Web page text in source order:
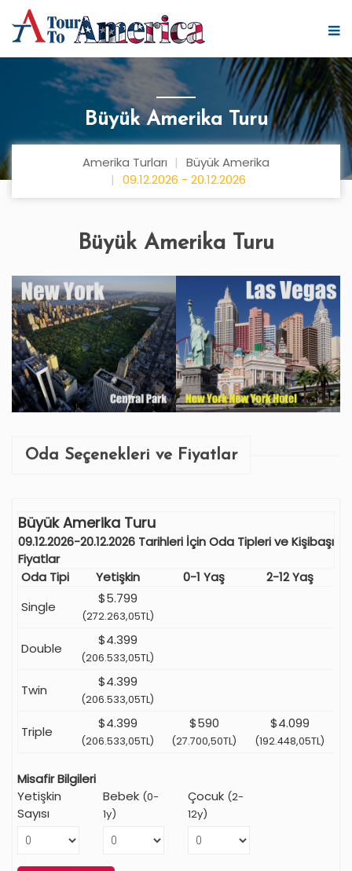
Büyük Amerika Turu
Amerika Turları
Büyük Amerika
09.12.2026 - 20.12.2026
Büyük Amerika Turu
Oda Seçenekleri ve Fiyatlar
Büyük Amerika Turu
09.12.2026-20.12.2026 Tarihleri İçin Oda Tipleri ve Kişibaşı
Fiyatlar
Oda Tipi
Yetişkin 0-1 Yaş
2-12 Yaş
Single
$5.799
(272.263,05TL)
Double
$4.399
(206.533,05TL)
Twin
$4.399
(206.533,05TL)
Triple
$4.399
(206.533,05TL)
$590
(27.700,50TL)
$4.099
(192.448,05TL)
Misafir Bilgileri
Yetişkin
Sayısı
Bebek (0-
1y)
Çocuk (2-
12y)